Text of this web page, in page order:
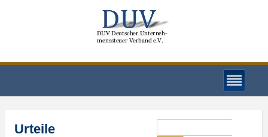
Urteile